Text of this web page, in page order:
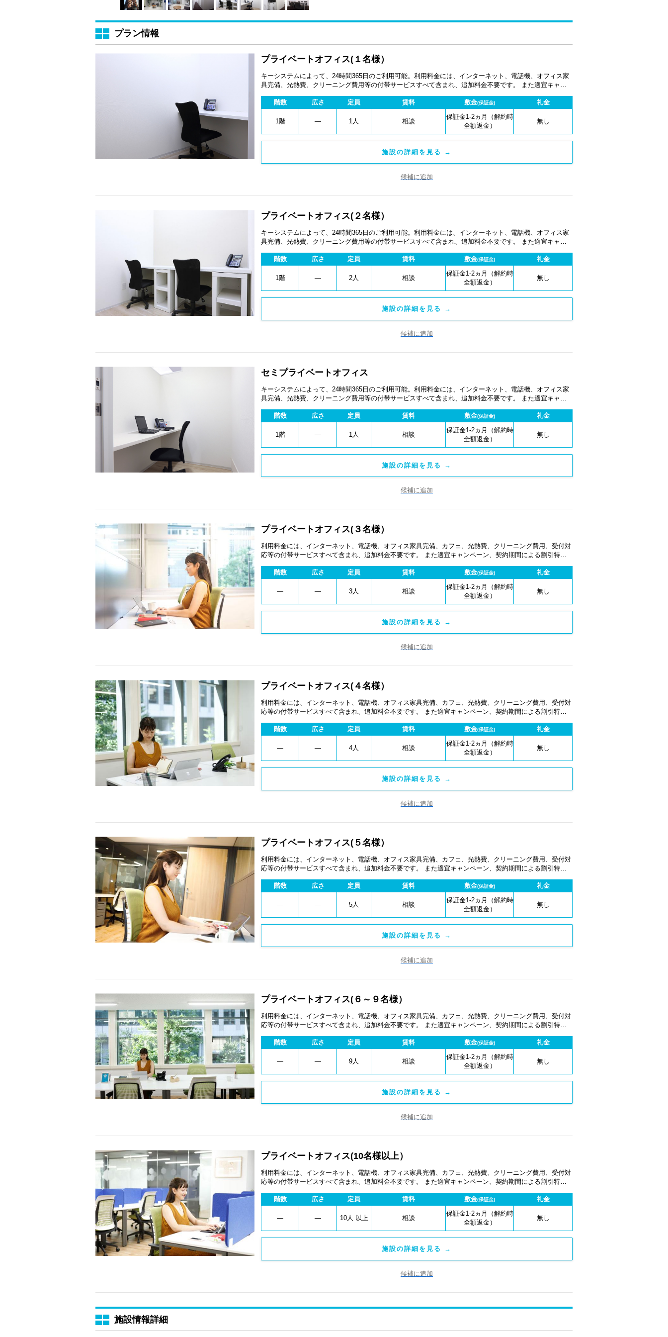
プラン情報
プライベートオフィス(１名様）
キーシステムによって、24時間365日のご利用可能。利用料金には、インターネット、電話機、オフィス家
具完備、光熱費、クリーニング費用等の付帯サービスすべて含まれ、追加料金不要です。 また適宜キャン
階数
広さ 定員 賃料 敷金(保証金) 礼金
1階 ― 1人 相談
保証金1-2ヵ月（解約時
全額返金）
無し
施設の詳細を見る →
候補に追加
プライベートオフィス(２名様）
キーシステムによって、24時間365日のご利用可能。利用料金には、インターネット、電話機、オフィス家
具完備、光熱費、クリーニング費用等の付帯サービスすべて含まれ、追加料金不要です。 また適宜キャン
階数
広さ 定員 賃料 敷金(保証金) 礼金
1階 ― 2人 相談
保証金1-2ヵ月（解約時
全額返金）
無し
施設の詳細を見る →
候補に追加
セミプライベートオフィス
キーシステムによって、24時間365日のご利用可能。利用料金には、インターネット、電話機、オフィス家
具完備、光熱費、クリーニング費用等の付帯サービスすべて含まれ、追加料金不要です。 また適宜キャン
階数
広さ 定員 賃料 敷金(保証金) 礼金
1階 ― 1人 相談
保証金1-2ヵ月（解約時
全額返金）
無し
施設の詳細を見る →
候補に追加
プライベートオフィス(３名様）
利用料金には、インターネット、電話機、オフィス家具完備、カフェ、光熱費、クリーニング費用、受付対
応等の付帯サービスすべて含まれ、追加料金不要です。 また適宜キャンペーン、契約期間による割引特典
階数
広さ 定員 賃料 敷金(保証金) 礼金
― ― 3人 相談
保証金1-2ヵ月（解約時
全額返金）
無し
施設の詳細を見る →
候補に追加
プライベートオフィス(４名様）
利用料金には、インターネット、電話機、オフィス家具完備、カフェ、光熱費、クリーニング費用、受付対
応等の付帯サービスすべて含まれ、追加料金不要です。 また適宜キャンペーン、契約期間による割引特典
階数
広さ 定員 賃料 敷金(保証金) 礼金
― ― 4人 相談
保証金1-2ヵ月（解約時
全額返金）
無し
施設の詳細を見る →
候補に追加
プライベートオフィス(５名様）
利用料金には、インターネット、電話機、オフィス家具完備、カフェ、光熱費、クリーニング費用、受付対
応等の付帯サービスすべて含まれ、追加料金不要です。 また適宜キャンペーン、契約期間による割引特典
階数
広さ 定員 賃料 敷金(保証金) 礼金
― ― 5人 相談
保証金1-2ヵ月（解約時
全額返金）
無し
施設の詳細を見る →
候補に追加
プライベートオフィス(６～９名様）
利用料金には、インターネット、電話機、オフィス家具完備、カフェ、光熱費、クリーニング費用、受付対
応等の付帯サービスすべて含まれ、追加料金不要です。 また適宜キャンペーン、契約期間による割引特典
階数
広さ 定員 賃料 敷金(保証金) 礼金
― ― 9人 相談
保証金1-2ヵ月（解約時
全額返金）
無し
施設の詳細を見る →
候補に追加
プライベートオフィス(10名様以上）
利用料金には、インターネット、電話機、オフィス家具完備、カフェ、光熱費、クリーニング費用、受付対
応等の付帯サービスすべて含まれ、追加料金不要です。 また適宜キャンペーン、契約期間による割引特典
階数
広さ 定員 賃料 敷金(保証金) 礼金
― ― 10人 以上 相談
保証金1-2ヵ月（解約時
全額返金）
無し
施設の詳細を見る →
候補に追加
施設情報詳細